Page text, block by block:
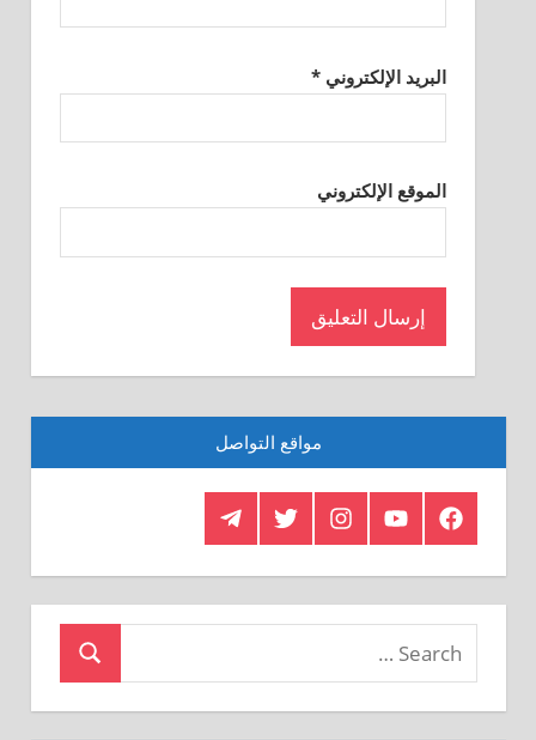
البريد الإلكتروني *
الموقع الإلكتروني
مواقع التواصل
Facebook
Crystal
Youtube
Insagram
Twitter
Telegram
Search